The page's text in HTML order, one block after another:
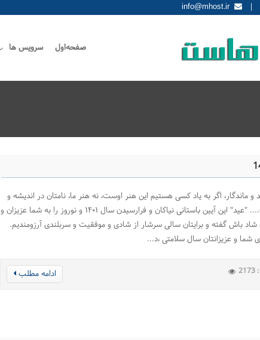
|
info@mhost.ir
صفحه‌اول سرویس ها
و ماندگار، اگر به یاد کسی هستیم این هنر اوست، نه هنر ما، نامتان در اندیشه و
مهرتان در قلب ماست.... "عید" این آیین باستانی نیاکان و فرارسیدن سال ۱۴۰۱ و نوروز را به شما عزیزان و
شاد باش گفته و برایتان سالی سرشار از شادی و موفقیت و سربلندی آرزومندیم.
شما و عزیزانتان سال سلامتی ،د...
ادامه مطلب